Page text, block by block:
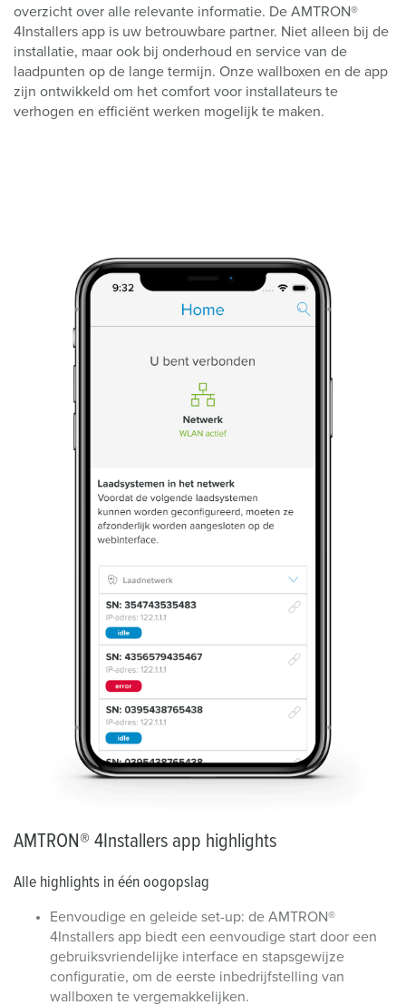
overzicht over alle relevante informatie. De AMTRON®
4Installers app is uw betrouwbare partner. Niet alleen bij de
installatie, maar ook bij onderhoud en service van de
laadpunten op de lange termijn. Onze wallboxen en de app
zijn ontwikkeld om het comfort voor installateurs te
verhogen en efficiënt werken mogelijk te maken.
AMTRON® 4Installers app highlights
Alle highlights in één oogopslag
Eenvoudige en geleide set-up: de AMTRON®
4Installers app biedt een eenvoudige start door een
gebruiksvriendelijke interface en stapsgewijze
configuratie, om de eerste inbedrijfstelling van
wallboxen te vergemakkelijken.